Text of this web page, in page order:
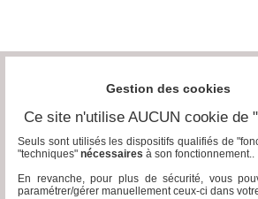
Gestion des cookies
Ce site n'utilise AUCUN cookie de
Seuls sont utilisés les dispositifs qualifiés de
"techniques" nécessaires à son fonctionnement..
En revanche, pour plus de sécurité, vous
paramétrer/gérer manuellement ceux-ci dans